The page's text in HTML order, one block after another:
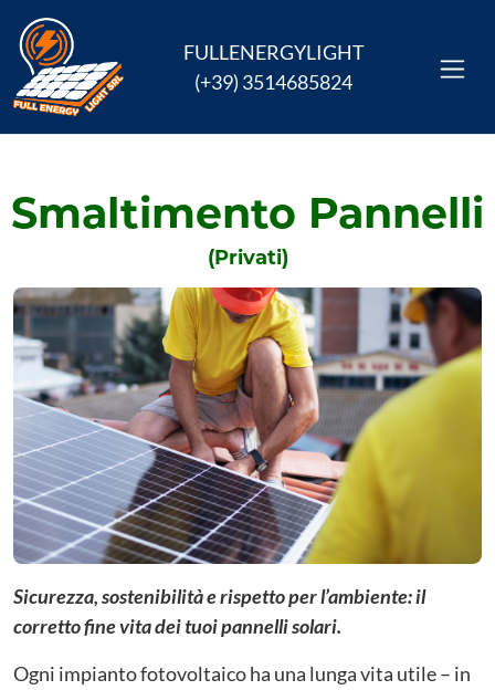
FULLENERGYLIGHT
(+39) 3514685824
Smaltimento Pannelli
(Privati)
Sicurezza, sostenibilità e rispetto per l’ambiente: il
corretto fine vita dei tuoi pannelli solari.
Ogni impianto fotovoltaico ha una lunga vita utile – in